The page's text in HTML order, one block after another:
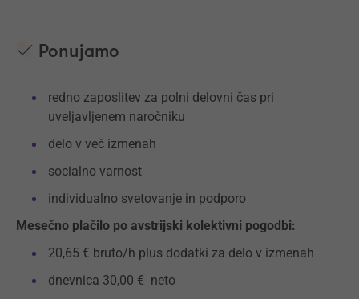
Ponujamo
redno zaposlitev za polni delovni čas pri
uveljavljenem naročniku
delo v več izmenah
socialno varnost
individualno svetovanje in podporo
Mesečno plačilo po avstrijski kolektivni pogodbi:
20,65 € bruto/h plus dodatki za delo v izmenah
dnevnica 30,00 € neto